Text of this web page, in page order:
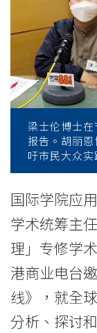
台
节
目
《国
线》
分
享
全
球
生
梁士伦博士
报告。胡丽
吁市民大众
国际学院应
学术统筹主
理」专修学
港商业电台
线》，就全
分析、探讨